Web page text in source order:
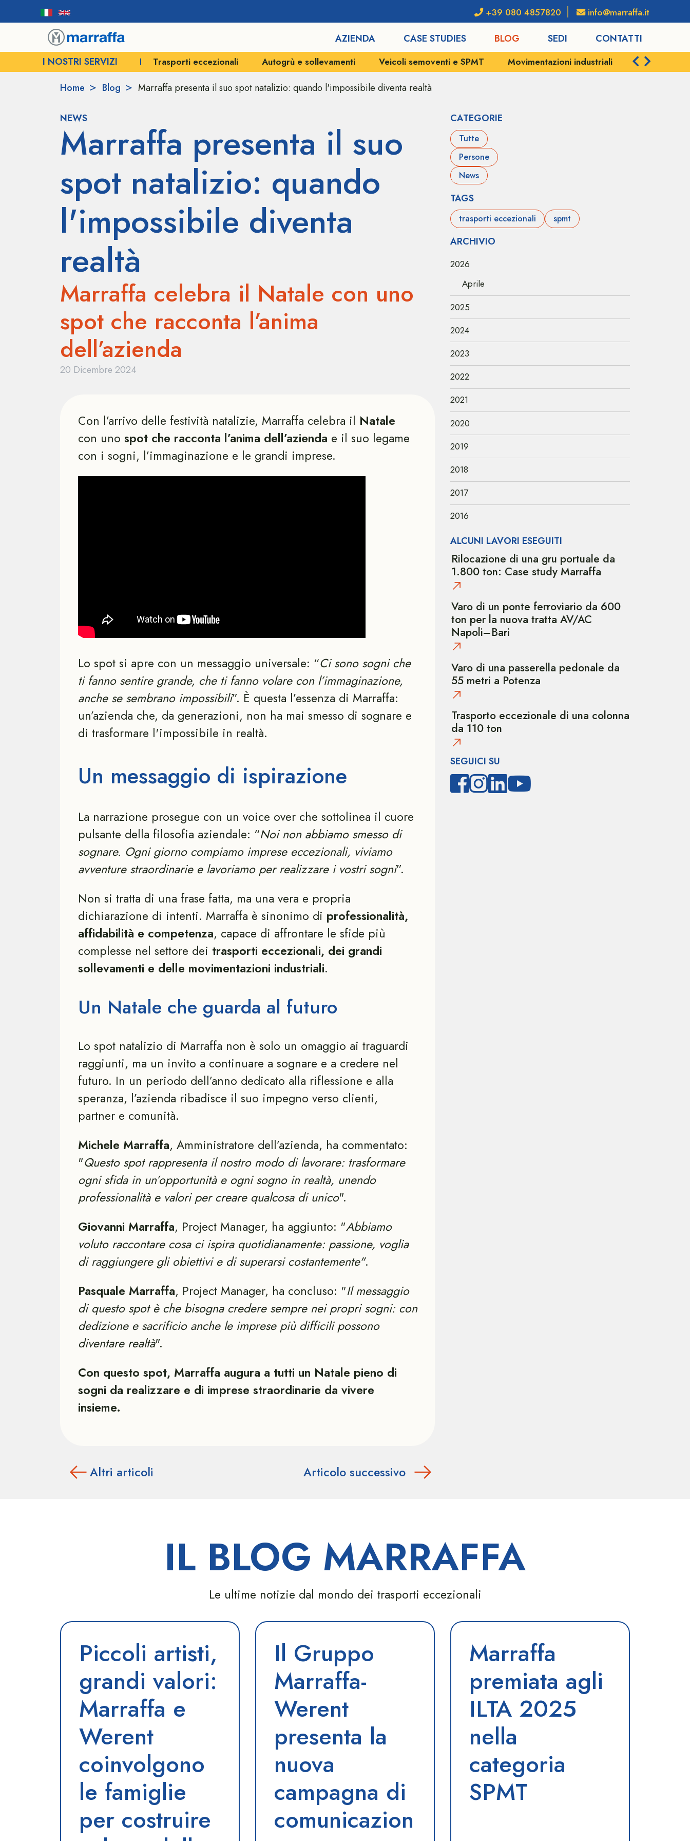
+39 080 4857820 info@marraffa.it
AZIENDA CASE STUDIES BLOG SEDI
CONTATTI
I NOSTRI SERVIZI
Trasporti eccezionali Autogrù e sollevamenti Veicoli semoventi e SPMT Movimentazioni industriali Servizi
Home Blog Marraffa presenta il suo spot natalizio: quando l'impossibile diventa realtà
NEWS
Marraffa presenta il suo
spot natalizio: quando
l'impossibile diventa
realtà
Marraffa celebra il Natale con uno
spot che racconta l’anima
dell’azienda
20 Dicembre 2024
Con l’arrivo delle festività natalizie, Marraffa celebra il Natale
con uno spot che racconta l’anima dell’azienda e il suo legame
con i sogni, l’immaginazione e le grandi imprese.
Lo spot si apre con un messaggio universale: “Ci sono sogni che
ti fanno sentire grande, che ti fanno volare con l’immaginazione,
anche se sembrano impossibili”. È questa l’essenza di Marraffa:
un’azienda che, da generazioni, non ha mai smesso di sognare e
di trasformare l'impossibile in realtà.
Un messaggio di ispirazione
La narrazione prosegue con un voice over che sottolinea il cuore
pulsante della filosofia aziendale: “Noi non abbiamo smesso di
sognare. Ogni giorno compiamo imprese eccezionali, viviamo
avventure straordinarie e lavoriamo per realizzare i vostri sogni”.
Non si tratta di una frase fatta, ma una vera e propria
dichiarazione di intenti. Marraffa è sinonimo di professionalità,
affidabilità e competenza, capace di affrontare le sfide più
complesse nel settore dei trasporti eccezionali, dei grandi
sollevamenti e delle movimentazioni industriali.
Un Natale che guarda al futuro
Lo spot natalizio di Marraffa non è solo un omaggio ai traguardi
raggiunti, ma un invito a continuare a sognare e a credere nel
futuro. In un periodo dell’anno dedicato alla riflessione e alla
speranza, l’azienda ribadisce il suo impegno verso clienti,
partner e comunità.
Michele Marraffa, Amministratore dell’azienda, ha commentato:
"Questo spot rappresenta il nostro modo di lavorare: trasformare
ogni sfida in un’opportunità e ogni sogno in realtà, unendo
professionalità e valori per creare qualcosa di unico".
Giovanni Marraffa, Project Manager, ha aggiunto: "Abbiamo
voluto raccontare cosa ci ispira quotidianamente: passione, voglia
di raggiungere gli obiettivi e di superarsi costantemente".
Pasquale Marraffa, Project Manager, ha concluso: "Il messaggio
di questo spot è che bisogna credere sempre nei propri sogni: con
dedizione e sacrificio anche le imprese più difficili possono
diventare realtà".
Con questo spot, Marraffa augura a tutti un Natale pieno di
sogni da realizzare e di imprese straordinarie da vivere
insieme.
Altri articoli Articolo successivo
CATEGORIE
Tutte
Persone
News
TAGS
trasporti eccezionali spmt
ARCHIVIO
2026
Aprile
2025
2024
2023
2022
2021
2020
2019
2018
2017
2016
ALCUNI LAVORI ESEGUITI
Rilocazione di una gru portuale da
1.800 ton: Case study Marraffa
Varo di un ponte ferroviario da 600
ton per la nuova tratta AV/AC
Napoli–Bari
Varo di una passerella pedonale da
55 metri a Potenza
Trasporto eccezionale di una colonna
da 110 ton
SEGUICI SU
IL BLOG MARRAFFA
Le ultime notizie dal mondo dei trasporti eccezionali
Piccoli artisti,
grandi valori:
Marraffa e
Werent
coinvolgono
le famiglie
per costruire
Il Gruppo
Marraffa-
Werent
presenta la
nuova
campagna di
comunicazion
Marraffa
premiata agli
ILTA 2025
nella
categoria
SPMT